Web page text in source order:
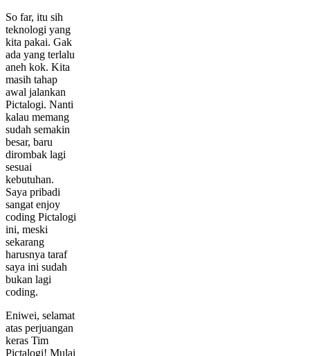
So far, itu sih
teknologi yang
kita pakai. Gak
ada yang terlalu
aneh kok. Kita
masih tahap
awal jalankan
Pictalogi. Nanti
kalau memang
sudah semakin
besar, baru
dirombak lagi
sesuai
kebutuhan.
Saya pribadi
sangat enjoy
coding Pictalogi
ini, meski
sekarang
harusnya taraf
saya ini sudah
bukan lagi
coding.
Eniwei, selamat
atas perjuangan
keras Tim
Pictalogi! Mulai